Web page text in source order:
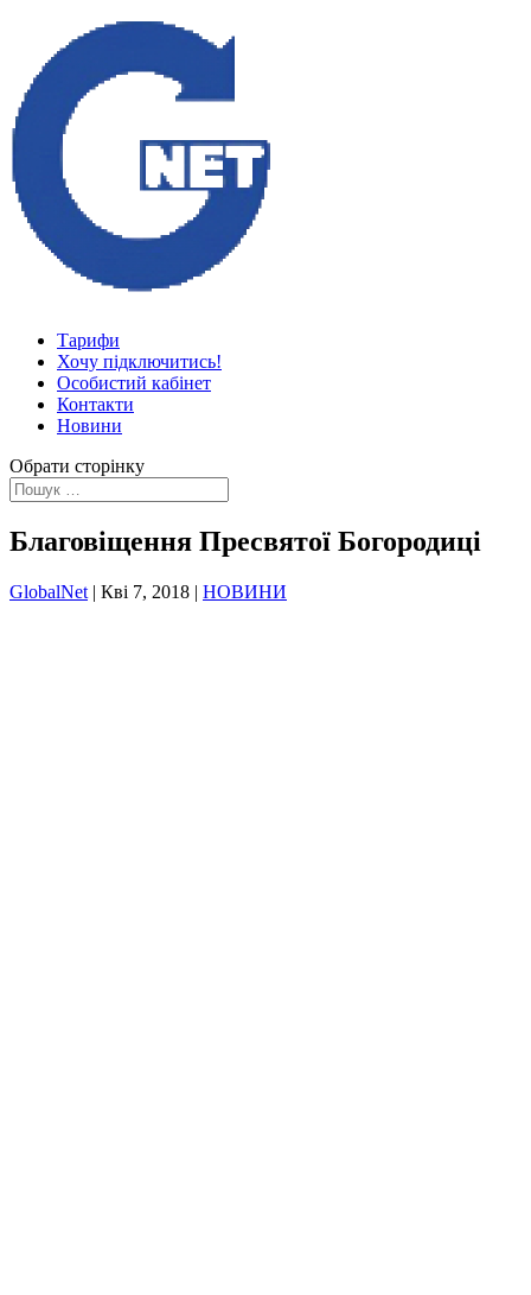
Тарифи
Хочу підключитись!
Особистий кабінет
Контакти
Новини
Обрати сторінку
Благовіщення Пресвятої Богородиці
GlobalNet | Кві 7, 2018 | НОВИНИ